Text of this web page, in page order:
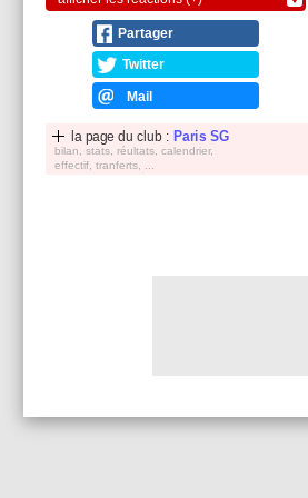
Partager
Twitter
Mail
la page du club : Paris SG
bilan, stats, réultats, calendrier,
effectif, tranferts, ...